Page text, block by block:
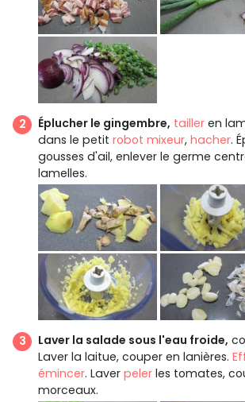
Éplucher le gingembre, tailler en
dans le petit robot mixeur, hacher.
gousses d'ail, enlever le germe
lamelles.
Laver la salade sous l'eau froide,
Laver la laitue, couper en lanières.
émincer. Laver peler les tomates,
morceaux.